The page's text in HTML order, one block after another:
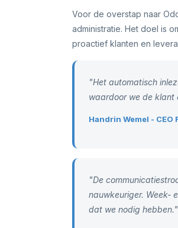
Voor de overstap naar
administratie. Het doel is
proactief klanten en
"Het automatisch
waardoor we de klant
Handrin Wemel - CEO
"De
nauwkeuriger. Week-
dat we nodig hebben."